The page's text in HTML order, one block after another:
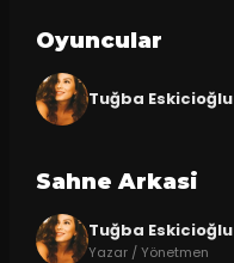
Oyuncular
Tuğba Eskicioğlu
Sahne Arkasi
Tuğba Eskicioğlu
Yazar / Yönetmen